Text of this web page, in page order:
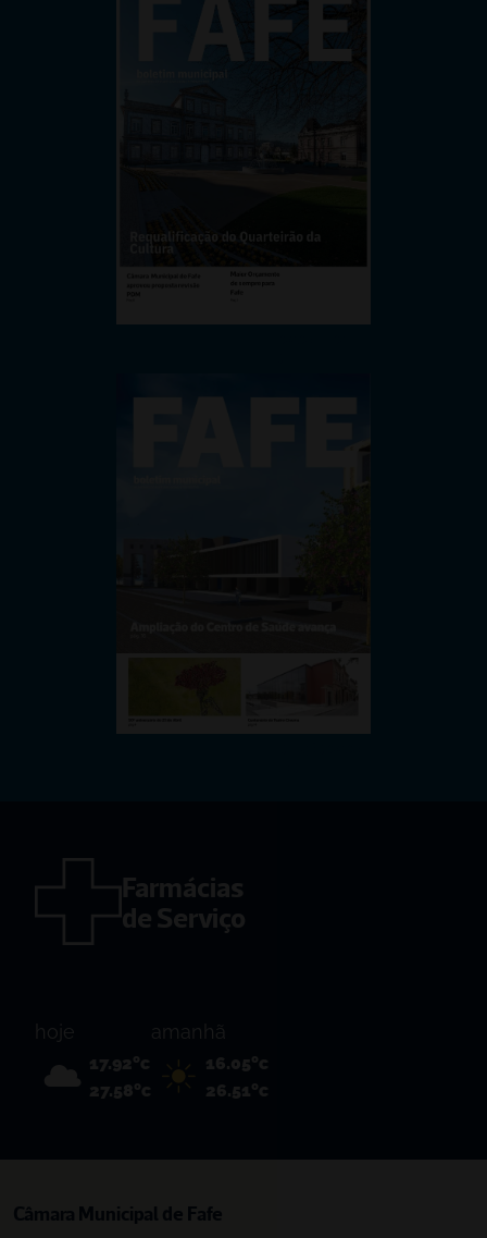
Farmácias
de Serviço
hoje
17.92ºc
27.58ºc
amanhã
16.05ºc
26.51ºc